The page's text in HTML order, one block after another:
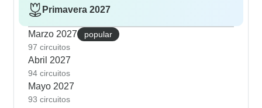
Primavera 2027
Marzo 2027
popular
97 circuitos
Abril 2027
94 circuitos
Mayo 2027
93 circuitos